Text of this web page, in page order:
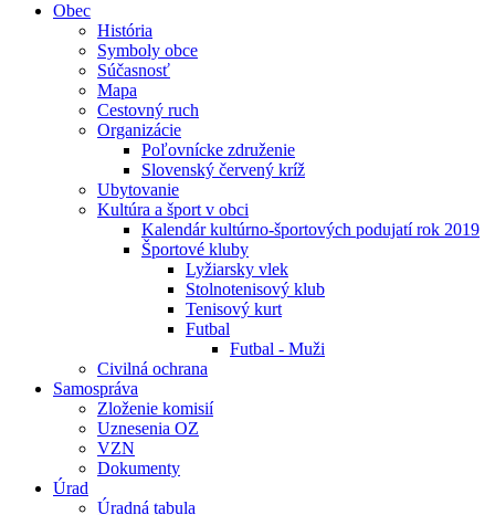
Obec
História
Symboly obce
Súčasnosť
Mapa
Cestovný ruch
Organizácie
Poľovnícke združenie
Slovenský červený kríž
Ubytovanie
Kultúra a šport v obci
Kalendár kultúrno-športových podujatí rok 2019
Športové kluby
Lyžiarsky vlek
Stolnotenisový klub
Tenisový kurt
Futbal
Futbal - Muži
Civilná ochrana
Samospráva
Zloženie komisií
Uznesenia OZ
VZN
Dokumenty
Úrad
Úradná tabula